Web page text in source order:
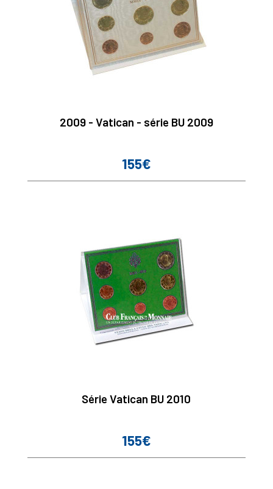
2009 - Vatican - série BU 2009
Prix
155€
Série Vatican BU 2010
Prix
155€